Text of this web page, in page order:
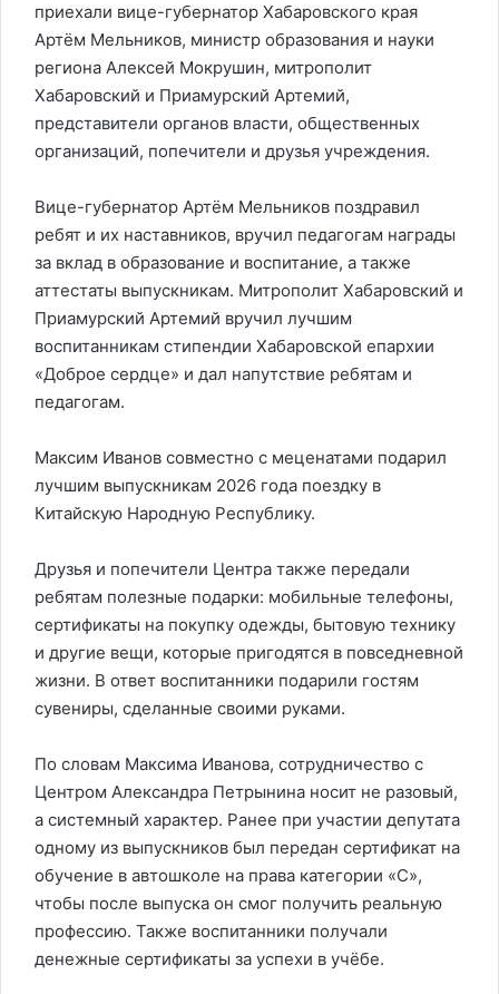
приехали вице-губернатор Хабаровского края
Артём Мельников, министр образования и науки
региона Алексей Мокрушин, митрополит
Хабаровский и Приамурский Артемий,
представители органов власти, общественных
организаций, попечители и друзья учреждения.
Вице-губернатор Артём Мельников поздравил
ребят и их наставников, вручил педагогам награды
за вклад в образование и воспитание, а также
аттестаты выпускникам. Митрополит Хабаровский и
Приамурский Артемий вручил лучшим
воспитанникам стипендии Хабаровской епархии
«Доброе сердце» и дал напутствие ребятам и
педагогам.
Максим Иванов совместно с меценатами подарил
лучшим выпускникам 2026 года поездку в
Китайскую Народную Республику.
Друзья и попечители Центра также передали
ребятам полезные подарки: мобильные телефоны,
сертификаты на покупку одежды, бытовую технику
и другие вещи, которые пригодятся в повседневной
жизни. В ответ воспитанники подарили гостям
сувениры, сделанные своими руками.
По словам Максима Иванова, сотрудничество с
Центром Александра Петрынина носит не разовый,
а системный характер. Ранее при участии депутата
одному из выпускников был передан сертификат на
обучение в автошколе на права категории «С»,
чтобы после выпуска он смог получить реальную
профессию. Также воспитанники получали
денежные сертификаты за успехи в учёбе.